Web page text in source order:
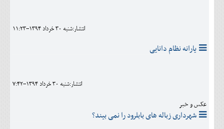
انتشار:شنبه 30 خرداد 1394-11:23
یارانه نظام دانایی
انتشار:شنبه 30 خرداد 1394-7:42
عکس و خبر
شهرداری زباله های بابلرود را نمی بیند؟